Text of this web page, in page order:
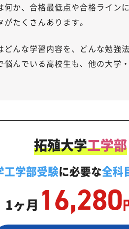
何か、合格最低点や合格ライン
たくさんあります。
んな学習内容を、どんな勉強
悩んでいる高校生も、他の大
拓殖大学工学部
工学部受験に必要な全科
1ヶ月 16,280